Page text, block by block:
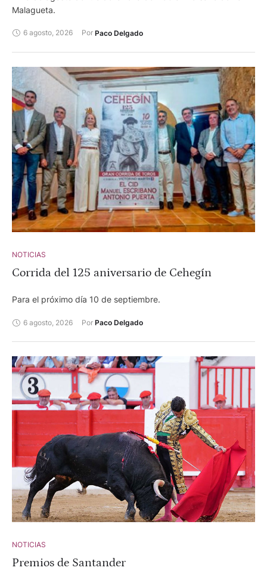
Malagueta.
6 agosto, 2026 Por Paco Delgado
NOTICIAS
Corrida del 125 aniversario de Cehegín
Para el próximo día 10 de septiembre.
6 agosto, 2026 Por Paco Delgado
NOTICIAS
Premios de Santander